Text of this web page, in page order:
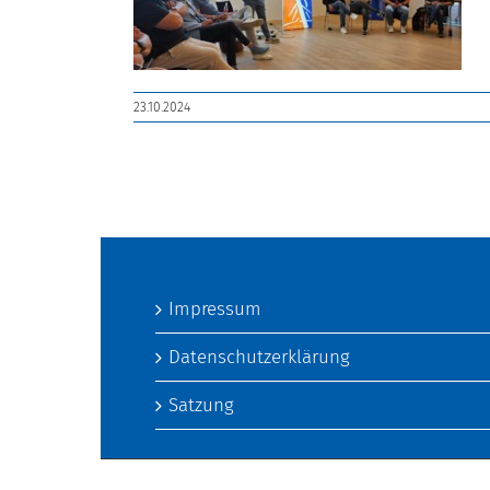
23.10.2024
Impressum
Datenschutzerklärung
Satzung